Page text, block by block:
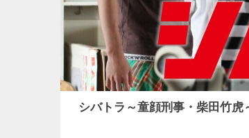
シバトラ～童顔刑事・柴田竹